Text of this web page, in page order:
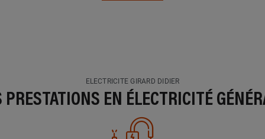
ELECTRICITE GIRARD DIDIER
PRESTATIONS EN ÉLECTRICITÉ